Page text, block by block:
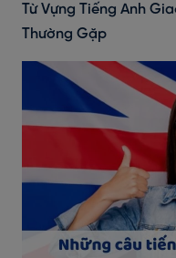
Từ Vựng Tiếng Anh
Thường Gặp